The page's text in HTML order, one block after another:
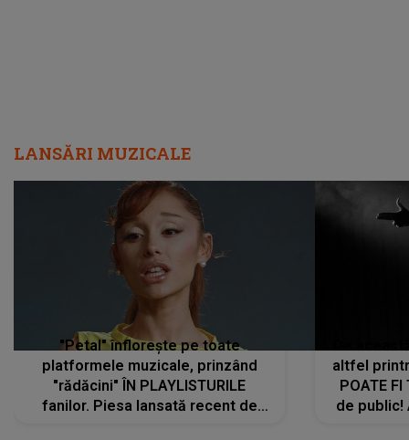
LANSĂRI MUZICALE
"Petal" înflorește pe toate
platformele muzicale, prinzând
"rădăcini" ÎN PLAYLISTURILE
fanilor. Piesa lansată recent de
altfel
POATE FI
de public!